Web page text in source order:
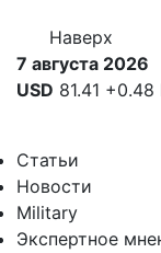
Наверх
7 августа 2026
USD 81.41 +0.48
Статьи
Новости
Military
Экспертное